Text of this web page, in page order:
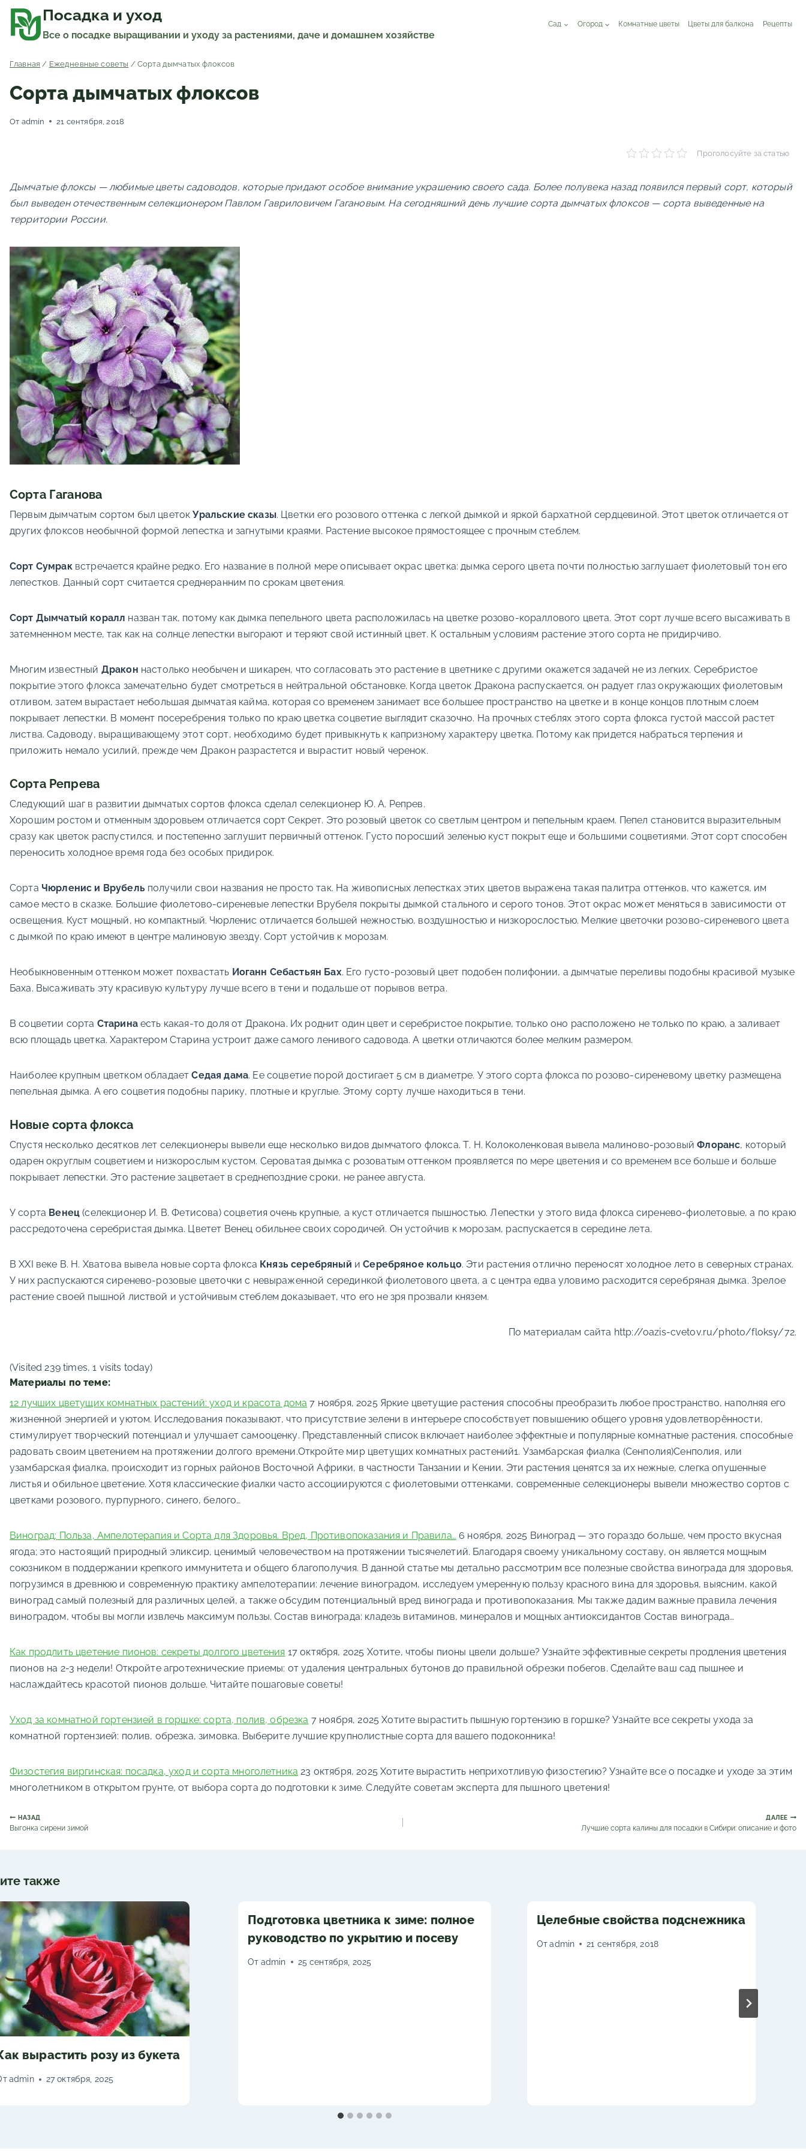
содержимомуПосадка и уход
Все о посадке выращивании и уходу за растениями, даче и домашнем хозяйстве
Сад Огород Комнатные цветы Цветы для балкона Рецепты
Главная / Ежедневные советы / Сорта дымчатых флоксов
Сорта дымчатых флоксов
От admin 21 сентября, 2018
Проголосуйте за статью
Дымчатые флоксы — любимые цветы садоводов, которые придают особое внимание украшению своего сада. Более полувека назад появился первый сорт, который
был выведен отечественным селекционером Павлом Гавриловичем Гагановым. На сегодняшний день лучшие сорта дымчатых флоксов — сорта выведенные на
территории России.
Сорта Гаганова
Первым дымчатым сортом был цветокУральские сказы. Цветки его розового оттенка с легкой дымкой и яркой бархатной сердцевиной. Этот цветок отличается от
других флоксов необычной формой лепестка и загнутыми краями. Растение высокое прямостоящее с прочным стеблем.
Сорт Сумраквстречается крайне редко. Его название в полной мере описывает окрас цветка: дымка серого цвета почти полностью заглушает фиолетовый тон его
лепестков. Данный сорт считается среднеранним по срокам цветения.
Сорт Дымчатый коралл назван так, потому как дымка пепельного цвета расположилась на цветке розово-кораллового цвета. Этот сорт лучше всего высаживать в
затемненном месте, так как на солнце лепестки выгорают и теряют свой истинный цвет. К остальным условиям растение этого сорта не придирчиво.
Многим известный Дракон настолько необычен и шикарен, что согласовать это растение в цветнике с другими окажется задачей не из легких. Серебристое
покрытие этого флокса замечательно будет смотреться в нейтральной обстановке. Когда цветок Дракона распускается, он радует глаз окружающих фиолетовым
отливом, затем вырастает небольшая дымчатая кайма, которая со временем занимает все большее пространство на цветке и в конце концов плотным слоем
покрывает лепестки. В момент посеребрения только по краю цветка соцветие выглядит сказочно. На прочных стеблях этого сорта флокса густой массой растет
листва. Садоводу, выращивающему этот сорт, необходимо будет привыкнуть к капризному характеру цветка. Потому как придется набраться терпения и
приложить немало усилий, прежде чем Дракон разрастется и вырастит новый черенок.
Сорта Репрева
Следующий шаг в развитии дымчатых сортов флокса сделал селекционер Ю. А. Репрев.
Хорошим ростом и отменным здоровьем отличается сорт Секрет. Это розовый цветок со светлым центром и пепельным краем. Пепел становится выразительным
сразу как цветок распустился, и постепенно заглушит первичный оттенок. Густо поросший зеленью куст покрыт еще и большими соцветиями. Этот сорт способен
переносить холодное время года без особых придирок.
Сорта Чюрленис и Врубель получили свои названия не просто так. На живописных лепестках этих цветов выражена такая палитра оттенков, что кажется, им
самое место в сказке. Большие фиолетово-сиреневые лепестки Врубеля покрыты дымкой стального и серого тонов. Этот окрас может меняться в зависимости от
освещения. Куст мощный, но компактный. Чюрленис отличается большей нежностью, воздушностью и низкорослостью. Мелкие цветочки розово-сиреневого цвета
с дымкой по краю имеют в центре малиновую звезду. Сорт устойчив к морозам.
Необыкновенным оттенком может похвастать Иоганн Себастьян Бах. Его густо-розовый цвет подобен полифонии, а дымчатые переливы подобны красивой музыке
Баха. Высаживать эту красивую культуру лучше всего в тени и подальше от порывов ветра.
В соцветии сорта Старинаесть какая-то доля от Дракона. Их роднит один цвет и серебристое покрытие, только оно расположено не только по краю, а заливает
всю площадь цветка. Характером Старина устроит даже самого ленивого садовода. А цветки отличаются более мелким размером.
Наиболее крупным цветком обладаетСедая дама. Ее соцветие порой достигает 5 см в диаметре. У этого сорта флокса по розово-сиреневому цветку размещена
пепельная дымка. А его соцветия подобны парику, плотные и круглые. Этому сорту лучше находиться в тени.
Новые сорта флокса
Спустя несколько десятков лет селекционеры вывели еще несколько видов дымчатого флокса. Т. Н. Колоколенковая вывела малиново-розовыйФлоранс, который
одарен округлым соцветием и низкорослым кустом. Сероватая дымка с розоватым оттенком проявляется по мере цветения и со временем все больше и больше
покрывает лепестки. Это растение зацветает в среднепоздние сроки, не ранее августа.
У сорта Венец (селекционер И. В. Фетисова) соцветия очень крупные, а куст отличается пышностью. Лепестки у этого вида флокса сиренево-фиолетовые, а по краю
рассредоточена серебристая дымка. Цветет Венец обильнее своих сородичей. Он устойчив к морозам, распускается в середине лета.
В XXI веке В. Н. Хватова вывела новые сорта флокса Князь серебряный иСеребряное кольцо. Эти растения отлично переносят холодное лето в северных странах.
У них распускаются сиренево-розовые цветочки с невыраженной серединкой фиолетового цвета, а с центра едва уловимо расходится серебряная дымка. Зрелое
растение своей пышной листвой и устойчивым стеблем доказывает, что его не зря прозвали князем.
По материалам сайта http://oazis-cvetov.ru/photo/floksy/72.
(Visited 239 times, 1 visits today)
Материалы по теме:
12 лучших цветущих комнатных растений: уход и красота дома 7 ноября, 2025 Яркие цветущие растения способны преобразить любое пространство, наполняя его
жизненной энергией и уютом. Исследования показывают, что присутствие зелени в интерьере способствует повышению общего уровня удовлетворённости,
стимулирует творческий потенциал и улучшает самооценку. Представленный список включает наиболее эффектные и популярные комнатные растения, способные
радовать своим цветением на протяжении долгого времени.Откройте мир цветущих комнатных растений1. Узамбарская фиалка (Сенполия)Сенполия, или
узамбарская фиалка, происходит из горных районов Восточной Африки, в частности Танзании и Кении. Эти растения ценятся за их нежные, слегка опушенные
листья и обильное цветение. Хотя классические фиалки часто ассоциируются с фиолетовыми оттенками, современные селекционеры вывели множество сортов с
цветками розового, пурпурного, синего, белого…
Виноград: Польза, Ампелотерапия и Сорта для Здоровья. Вред, Противопоказания и Правила…6 ноября, 2025 Виноград — это гораздо больше, чем просто вкусная
ягода; это настоящий природный эликсир, ценимый человечеством на протяжении тысячелетий. Благодаря своему уникальному составу, он является мощным
союзником в поддержании крепкого иммунитета и общего благополучия. В данной статье мы детально рассмотрим все полезные свойства винограда для здоровья,
погрузимся в древнюю и современную практику ампелотерапии: лечение виноградом, исследуем умеренную пользу красного вина для здоровья, выясним, какой
виноград самый полезный для различных целей, а также обсудим потенциальный вред винограда и противопоказания. Мы также дадим важные правила лечения
виноградом, чтобы вы могли извлечь максимум пользы. Состав винограда: кладезь витаминов, минералов и мощных антиоксидантов Состав винограда…
Как продлить цветение пионов: секреты долгого цветения 17 октября, 2025 Хотите, чтобы пионы цвели дольше? Узнайте эффективные секреты продления цветения
пионов на 2-3 недели! Откройте агротехнические приемы: от удаления центральных бутонов до правильной обрезки побегов. Сделайте ваш сад пышнее и
наслаждайтесь красотой пионов дольше. Читайте пошаговые советы!
Уход за комнатной гортензией в горшке: сорта, полив, обрезка 7 ноября, 2025 Хотите вырастить пышную гортензию в горшке? Узнайте все секреты ухода за
комнатной гортензией: полив, обрезка, зимовка. Выберите лучшие крупнолистные сорта для вашего подоконника!
Физостегия виргинская: посадка, уход и сорта многолетника 23 октября, 2025 Хотите вырастить неприхотливую физостегию? Узнайте все о посадке и уходе за этим
многолетником в открытом грунте, от выбора сорта до подготовки к зиме. Следуйте советам эксперта для пышного цветения!
Навигация
по
НАЗАД
Выгонка сирени зимой
ДАЛЕЕ
Лучшие сорта калины для посадки в Сибири: описание и фото
также
вырастить розу из букета
admin 27 октября, 2025
Подготовка цветника к зиме: полное
руководство по укрытию и посеву
От admin 25 сентября, 2025
Целебные свойства подснежника
От admin 21 сентября, 2018